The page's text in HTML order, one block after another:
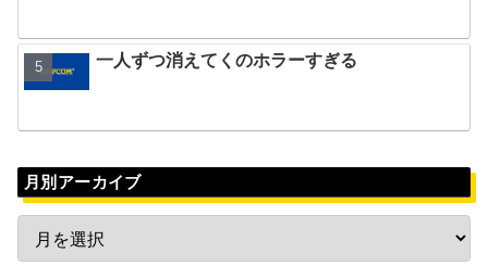
一人ずつ消えてくのホラーすぎる
月別アーカイブ